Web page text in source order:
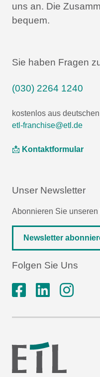
uns an. Die
bequem.
Sie haben Fragen
(030) 2264 1240
kostenlos aus
etl-franchise@etl.de
📩 Kontaktformular
Unser Newsletter
Abonnieren Sie
Newsletter
Folgen Sie Uns